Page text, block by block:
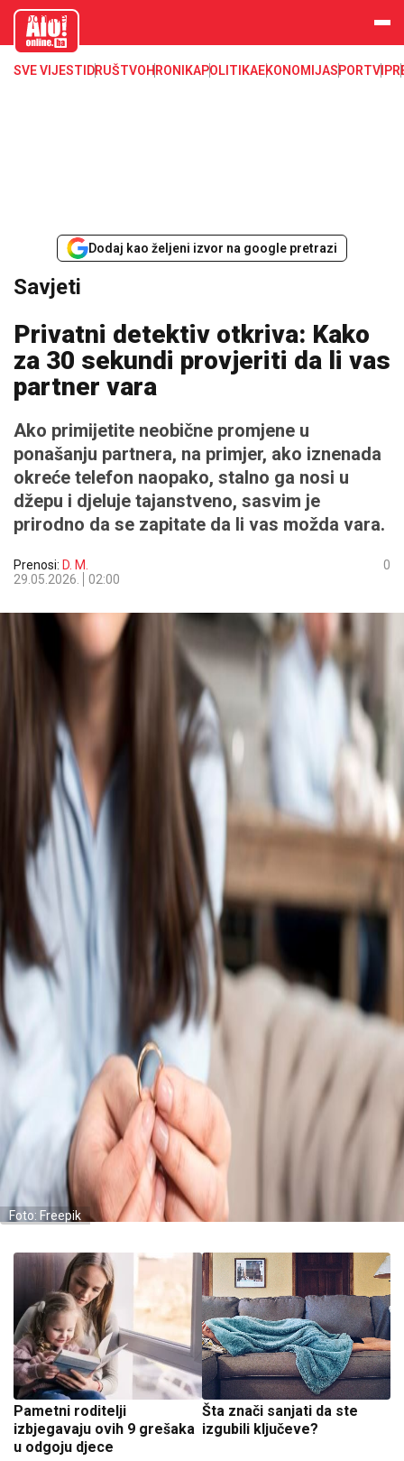
aloonline.b
SVE VIJESTI DRUŠTVOHRONIKAPOLITIKAEKONOMIJASPORTVIP
Dodaj kao željeni izvor na google pretrazi
Savjeti
Privatni detektiv otkriva: Kako
za 30 sekundi provjeriti da li vas
partner vara
Ako primijetite neobične promjene u
ponašanju partnera, na primjer, ako iznenada
okreće telefon naopako, stalno ga nosi u
džepu i djeluje tajanstveno, sasvim je
prirodno da se zapitate da li vas možda vara.
Prenosi: D. M.
29.05.2026.
02:00
0
Foto: Freepik
Pametni roditelji
izbjegavaju ovih 9 grešaka
u odgoju djece
Šta znači sanjati da ste
izgubili ključeve?